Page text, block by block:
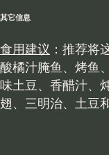
其它信息
食用建议 ：推荐将
酸橘汁腌鱼、烤鱼
味土豆、香醋汁、
翅、三明治、土豆